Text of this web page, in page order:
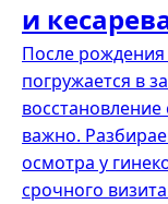
и
После
погружается в
важно.
осмотра у
срочного